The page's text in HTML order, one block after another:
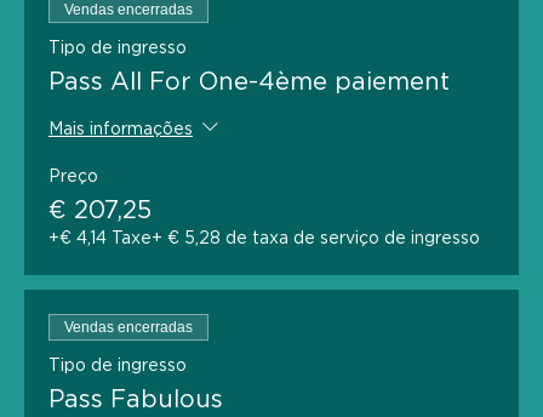
Vendas encerradas
Tipo de ingresso
Pass All For One-4ème paiement
Mais informações
Preço
€ 207,25
+€ 4,14 Taxe+ € 5,28 de taxa de serviço de ingresso
Vendas encerradas
Tipo de ingresso
Pass Fabulous